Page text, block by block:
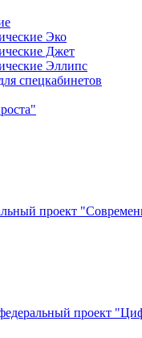
Эко
Джет
Эллипс
спецкабинетов
проект
проект